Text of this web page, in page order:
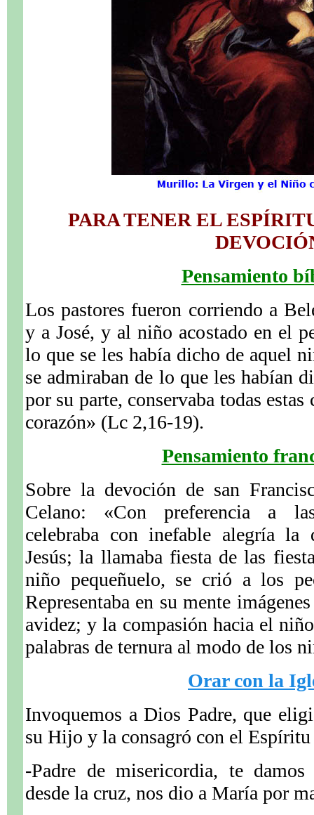
PARA TENER EL
Pensamiento
Los pastores fueron corriendo a
y a José, y al niño acostado en el
lo que se les había dicho de aquel
se admiraban de lo que les habían
por su parte, conservaba todas
corazón» (Lc 2,16-19).
Pensamiento
Sobre la devoción de san
Celano: «Con preferencia a
celebraba con inefable alegría
Jesús; la llamaba fiesta de las
niño pequeñuelo, se crió a los
Representaba en su mente
avidez; y la compasión hacia el
palabras de ternura al modo de los
Orar con la
Invoquemos a Dios Padre, que
su Hijo y la consagró con el Espíritu
-Padre de misericordia, te
desde la cruz, nos dio a María por